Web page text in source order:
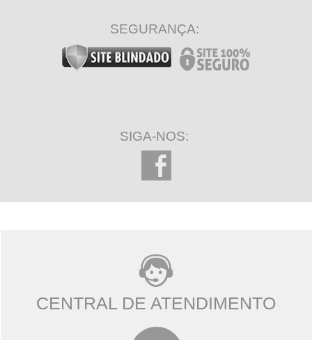
SEGURANÇA:
SIGA-NOS:
CENTRAL DE ATENDIMENTO